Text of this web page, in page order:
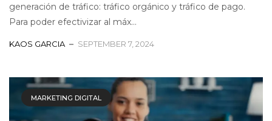
generación de tráfico: tráfico orgánico y tráfico de pago.
Para poder efectivizar al máx...
KAOS GARCIA SEPTEMBER 7, 2024
MARKETING DIGITAL